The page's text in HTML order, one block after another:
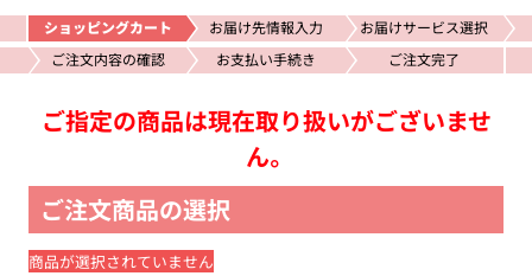
ショッピングカート お届け先情報入力
お届けサービス選択
ご注文内容の確認
お支払い手続き ご注文完了
ご指定の商品は現在取り扱いがございませ
ん。
ご注文商品の選択
商品が選択されていません